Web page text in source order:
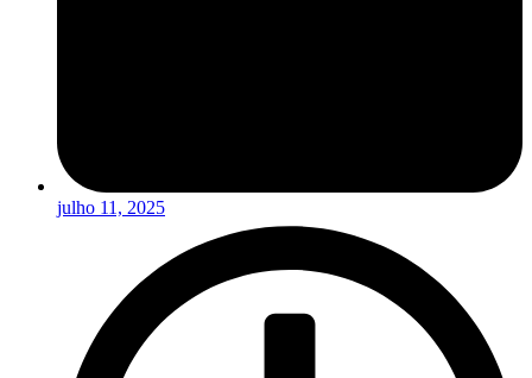
julho 11, 2025